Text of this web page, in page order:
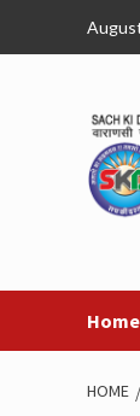
Home
HOME